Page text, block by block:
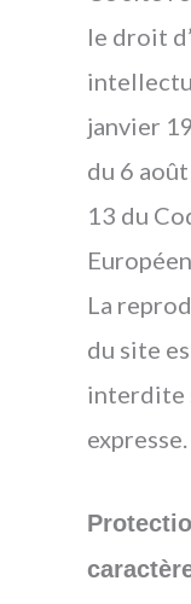
le droit
janvier
du 6
13 du
La
du site
interdite
expresse.